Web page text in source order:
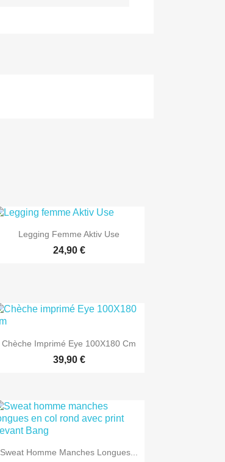
 Aperçu rapide
Legging Femme Aktiv Use
24,90 €
 Aperçu rapide
Chèche Imprimé Eye 100X180 Cm
39,90 €
 Aperçu rapide
Sweat Homme Manches Longues...